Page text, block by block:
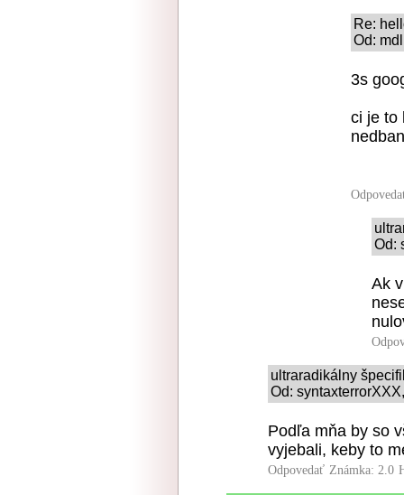
Re:
Od:
3s
ci je to
Od:
Ak
ultraradikálny
Od:
Podľa mňa by so
vyjebali, keby to
Odpovedať Známka: 2.0